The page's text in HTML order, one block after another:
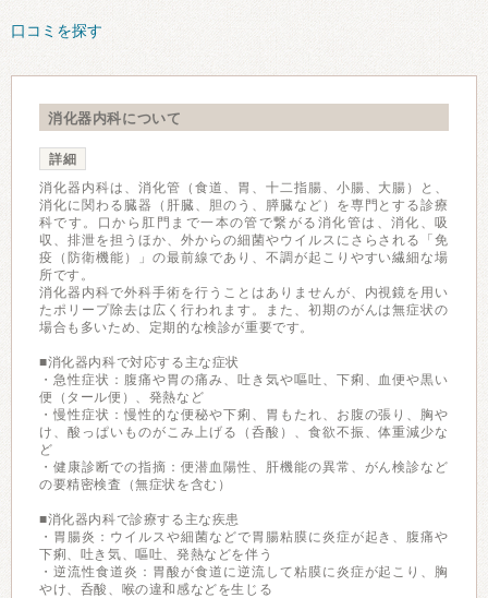
口コミを探す
消化器内科について
詳細
消化器内科は、消化管（食道、胃、十二指腸、小腸、大腸）と、
消化に関わる臓器（肝臓、胆のう、膵臓など）を専門とする診療
科です。口から肛門まで一本の管で繋がる消化管は、消化、吸
収、排泄を担うほか、外からの細菌やウイルスにさらされる「免
疫（防衛機能）」の最前線であり、不調が起こりやすい繊細な場
所です。
消化器内科で外科手術を行うことはありませんが、内視鏡を用い
たポリープ除去は広く行われます。また、初期のがんは無症状の
場合も多いため、定期的な検診が重要です。
■消化器内科で対応する主な症状
・急性症状：腹痛や胃の痛み、吐き気や嘔吐、下痢、血便や黒い
便（タール便）、発熱など
・慢性症状：慢性的な便秘や下痢、胃もたれ、お腹の張り、胸や
け、酸っぱいものがこみ上げる（呑酸）、食欲不振、体重減少な
ど
・健康診断での指摘：便潜血陽性、肝機能の異常、がん検診など
の要精密検査（無症状を含む）
■消化器内科で診療する主な疾患
・胃腸炎：ウイルスや細菌などで胃腸粘膜に炎症が起き、腹痛や
下痢、吐き気、嘔吐、発熱などを伴う
・逆流性食道炎：胃酸が食道に逆流して粘膜に炎症が起こり、胸
やけ、呑酸、喉の違和感などを生じる